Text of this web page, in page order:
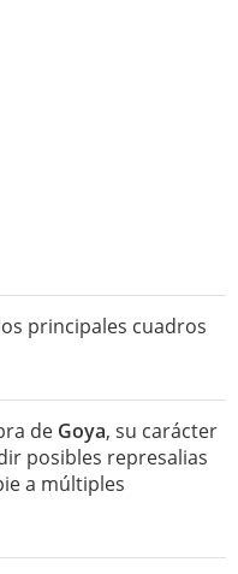
principales cuadros
de Goya, su carácter
posibles represalias
a múltiples